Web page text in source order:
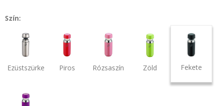
Szín:
Ezüstszürke Piros Rózsaszín Zöld Fekete